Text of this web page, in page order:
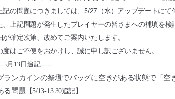
の問題につきましては、5/27（水）アップデートにて
、上記問題が発生したプレイヤーの皆さまへの補填を検
が確定次第、改めてご案内いたします。
度はご不便をおかけし、誠に申し訳ございません。
5月13日追記-----
ランカインの祭壇でバッグに空きがある状態で「
る問題 【5/13-13:30追記】